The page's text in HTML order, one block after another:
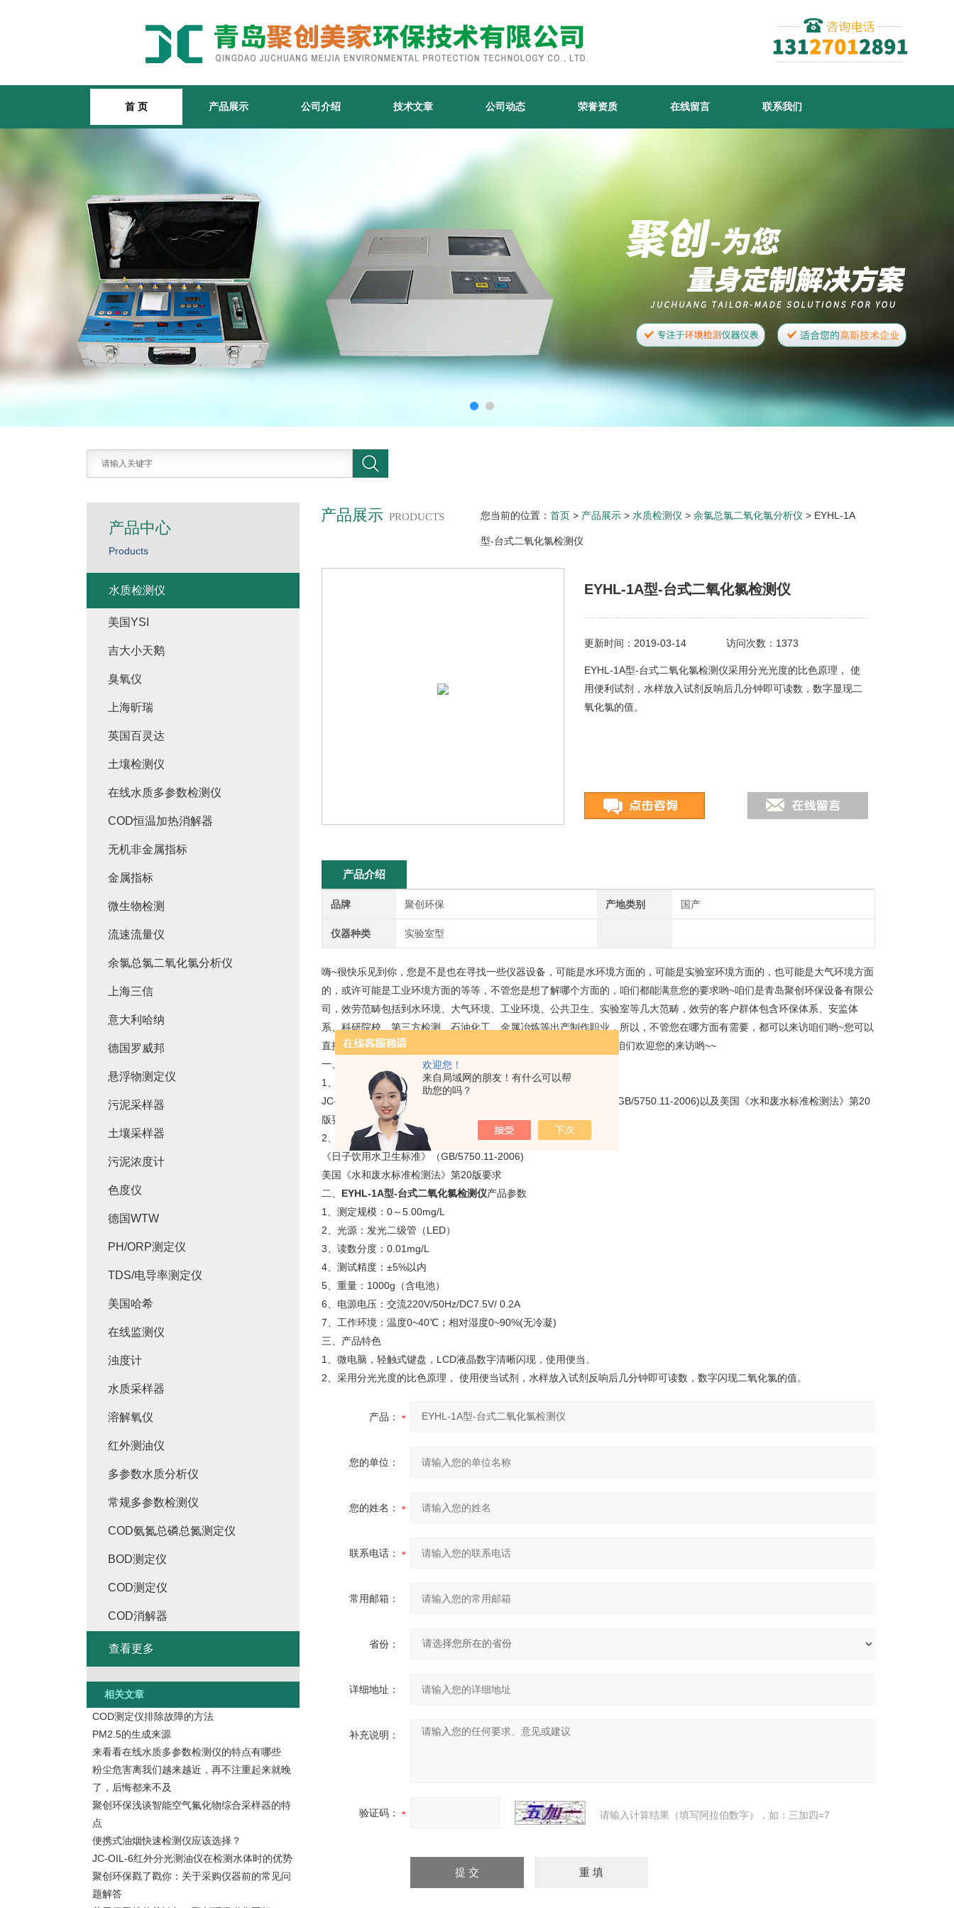
欢迎您！
来自局域网的朋友！有什么可以帮
助您的吗？
首 页 产品展示 公司介绍 技术文章 公司动态 荣誉资质 在线留言 联系我们
产品展示 PRODUCTS 您当前的位置： 首页 > 产品展示 > 水质检测仪 > 余氯总氯二氧化氯分析仪 > EYHL-1A
型-台式二氧化氯检测仪
EYHL-1A型-台式二氧化氯检测仪
更新时间：2019-03-14 访问次数：1373
EYHL-1A型-台式二氧化氯检测仪采用分光光度的比色原理， 使
用便利试剂，水样放入试剂反响后几分钟即可读数，数字显现二
氧化氯的值。
产品介绍
品牌 聚创环保 产地类别 国产
仪器种类 实验室型
嗨~很快乐见到你，您是不是也在寻找一些仪器设备，可能是水环境方面的，可能是实验室环境方面的，也可能是大气环境方面
的，或许可能是工业环境方面的等等，不管您是想了解哪个方面的，咱们都能满意您的要求哟~咱们是青岛聚创环保设备有限公
司，效劳范畴包括到水环境、大气环境、工业环境、公共卫生、实验室等几大范畴，效劳的客户群体包含环保体系、安监体
系、科研院校、第三方检测、石油化工、金属冶炼等出产制作职业，所以，不管您在哪方面有需要，都可以来访咱们哟~您可以
直接去百度查找青岛聚创环保就一目了然呢~不管什么时间和地点，咱们欢迎您的来访哟~~
一、
EYHL-1A型-台式二氧化氯检测仪
1、产品用处
JC-EYHL-1A型二氧化氯检测仪符合国标《日子饮用水卫生标准》（GB/5750.11-2006)以及美国《水和废水标准检测法》第20
版要求。适用于经二氧化氯消毒的水样中残留二氧化氯浓度的测定。
2、产品标准
《日子饮用水卫生标准》（GB/5750.11-2006)
美国《水和废水标准检测法》第20版要求
二、 EYHL-1A型-台式二氧化氯检测仪产品参数
1、测定规模：0～5.00mg/L
2、光源：发光二级管（LED）
3、读数分度：0.01mg/L
4、测试精度：±5%以内
5、重量：1000g（含电池）
6、电源电压：交流220V/50Hz/DC7.5V/ 0.2A
7、工作环境：温度0~40℃；相对湿度0~90%(无冷凝)
三、产品特色
1、微电脑，轻触式键盘，LCD液晶数字清晰闪现，使用便当。
2、采用分光光度的比色原理， 使用便当试剂，水样放入试剂反响后几分钟即可读数，数字闪现二氧化氯的值。
产品：
您的单位：
您的姓名：
联系电话：
常用邮箱：
省份：
详细地址：
补充说明：
验证码： 请输入计算结果（填写阿拉伯数字），如：三加四=7
产品中心
Products
水质检测仪
美国YSI
吉大小天鹅
臭氧仪
上海昕瑞
英国百灵达
土壤检测仪
在线水质多参数检测仪
COD恒温加热消解器
无机非金属指标
金属指标
微生物检测
流速流量仪
余氯总氯二氧化氯分析仪
上海三信
意大利哈纳
德国罗威邦
悬浮物测定仪
污泥采样器
土壤采样器
污泥浓度计
色度仪
德国WTW
PH/ORP测定仪
TDS/电导率测定仪
美国哈希
在线监测仪
浊度计
水质采样器
溶解氧仪
红外测油仪
多参数水质分析仪
常规多参数检测仪
COD氨氮总磷总氮测定仪
BOD测定仪
COD测定仪
COD消解器
查看更多
相关文章
COD测定仪排除故障的方法
PM2.5的生成来源
来看看在线水质多参数检测仪的特点有哪些
粉尘危害离我们越来越近，再不注重起来就晚
了，后悔都来不及
聚创环保浅谈智能空气氟化物综合采样器的特
点
便携式油烟快速检测仪应该选择？
JC-OIL-6红外分光测油仪在检测水体时的优势
聚创环保戳了戳你：关于采购仪器前的常见问
题解答